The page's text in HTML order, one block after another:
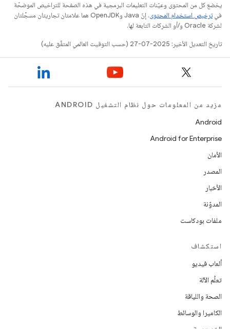
يخضع كل من المحتوى وعيّنات التعليمات البرمجية في هذه الصفحة للتراخيص الموضحّة
فيترخيص استخدام المحتوى
. إنّ Java وOpenJDK هما علامتان تجاريتان مسجَّلتان
لشركة Oracle و/أو الشركات التابعة لها.
تاريخ التعديل الأخير: 2025-07-27 (حسب التوقيت العالمي المتفَّق عليه)
مزيد من المعلومات حول نظام التشغيل ANDROID
Android
Android for Enterprise
الأمان
المصدر
الأخبار
المدوّنة
ملفات بودكاست
استكشاف
ألعاب فيديو
تعلُم الآلة
الصحة واللياقة
الكاميرا والوسائط